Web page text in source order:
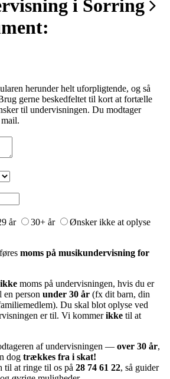
i Sorring
herunder helt uforpligtende, og så
gerne beskedfeltet til kort at fortælle
til undervisningen. Du modtager
år 30+ år Ønsker ikke at oplyse
moms på musikundervisning for
ikke moms på undervisningen, hvis du er
en person under 30 år (fx dit barn, din
Du skal blot oplyse ved
er til. Vi kommerikke til at
af undervisningen — over 30 år,
dog trækkes fra i skat!
til at ringe til os på 28 74 61 22, så guider